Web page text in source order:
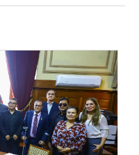
de las comunicaciones
a la condición de
que corresponde.
la primera semana
línea de investigación
dentro de ella están los
Rímac. Ello amerita la